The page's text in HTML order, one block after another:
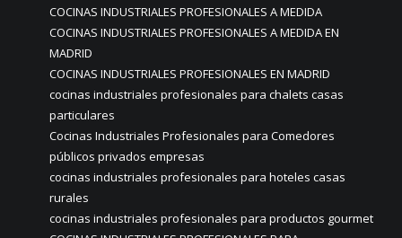
COCINAS INDUSTRIALES PROFESIONALES A MEDIDA
COCINAS INDUSTRIALES PROFESIONALES A MEDIDA EN
MADRID
COCINAS INDUSTRIALES PROFESIONALES EN MADRID
cocinas industriales profesionales para chalets casas
particulares
Cocinas Industriales Profesionales para Comedores
públicos privados empresas
cocinas industriales profesionales para hoteles casas
rurales
cocinas industriales profesionales para productos gourmet